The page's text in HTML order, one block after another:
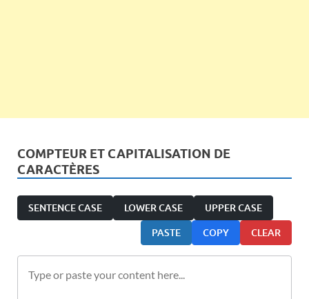
COMPTEUR ET CAPITALISATION DE
CARACTÈRES
SENTENCE CASE LOWER CASE UPPER CASE
PASTE COPY CLEAR